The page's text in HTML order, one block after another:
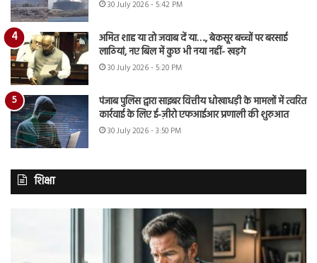
30 July 2026 - 5:42 PM
अमित शाह या तो जवाब दें या…., बेकसूर बच्चों पर बरसाई
लाठियां, नए बिल में कुछ भी नया नहीं- खड़गे
30 July 2026 - 5:20 PM
पंजाब पुलिस द्वारा साइबर वित्तीय धोखाधड़ी के मामलों में त्वरित
कार्रवाई के लिए ई-ज़ीरो एफआईआर प्रणाली की शुरुआत
30 July 2026 - 3:50 PM
शिक्षा